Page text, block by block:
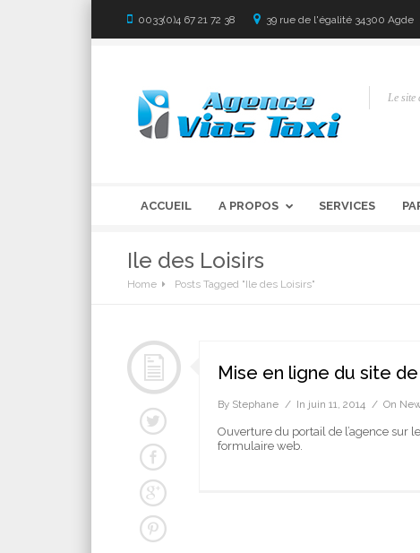
0033(0)4 67 21 72 38 39 rue de l'égalité 34300 Agde
Le site
ACCUEIL A PROPOS SERVICES
Ile des Loisirs
Home Posts Tagged "Ile des Loisirs"
Mise en ligne du site de
By Stephane In juin 11, 2014 On
Ouverture du portail de l’agence sur
formulaire web.